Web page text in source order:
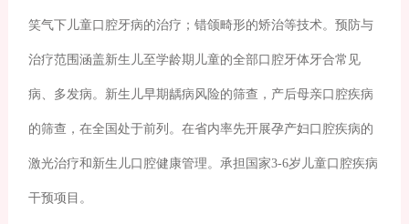
笑气下儿童口腔牙病的治疗；错颌畸形的矫治等技术。预防与
治疗范围涵盖新生儿至学龄期儿童的全部口腔牙体牙合常见
病、多发病。新生儿早期龋病风险的筛查，产后母亲口腔疾病
的筛查，在全国处于前列。在省内率先开展孕产妇口腔疾病的
激光治疗和新生儿口腔健康管理。承担国家3-6岁儿童口腔疾病
干预项目。